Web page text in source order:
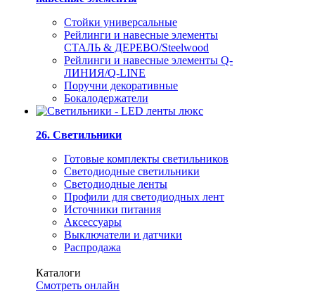
Стойки универсальные
Рейлинги и навесные элементы
СТАЛЬ & ДЕРЕВО/Steelwood
Рейлинги и навесные элементы Q-
ЛИНИЯ/Q-LINE
Поручни декоративные
Бокалодержатели
26. Светильники
Готовые комплекты светильников
Светодиодные светильники
Светодиодные ленты
Профили для светодиодных лент
Источники питания
Аксессуары
Выключатели и датчики
Распродажа
Каталоги
Смотреть онлайн